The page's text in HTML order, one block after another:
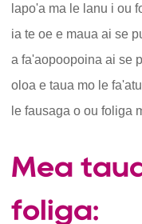
lapo'a ma le lanu i ou
ia te oe e maua ai se
a fa'aopoopoina ai se
oloa e taua mo le
le fausaga o ou foliga
Mea
foliga: